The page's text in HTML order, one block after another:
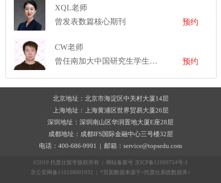
XQL老师
曾发表数篇核心期刊
预约
CW老师
曾任南加大中国研究生学生会职业发展部副部长，并任新泽西理工学院科研助理、教学助理
预约
北京地址：北京市海淀区中关村大厦14层
上海地址：上海黄浦区世界贸易大厦26层
深圳地址：深圳南山区华润置地大厦E座28层
成都地址：成都IFS国际金融中心三号楼32层
电话：400-686-9991 | 邮箱：service@topsedu.com
©2019 托普仕留学版权所有 | 网站备案号 京ICP备11009754号-1
京公安网备110108001932 | *页面数据来源于<托普仕系统数据库>